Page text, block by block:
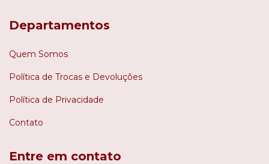
Departamentos
Quem Somos
Política de Trocas e Devoluções
Política de Privacidade
Contato
Entre em contato